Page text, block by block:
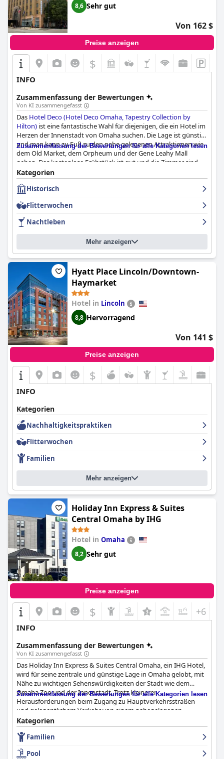
8,6 Sehr gut
Von 162 $
Preise anzeigen
$
INFO
Zusammenfassung der Bewertungen
Von KI zusammengefasst
Das Hotel Deco (Hotel Deco Omaha, Tapestry Collection by
Hilton) ist eine fantastische Wahl für diejenigen, die ein Hotel im
Herzen der Innenstadt von Omaha suchen. Die Lage ist günstig
und man kann zu Fuß zu den nahe gelegenen Attraktionen wie
dem Old Market, dem Orpheum und der Gene Leahy Mall
gehen. Das kostenlose Frühstück ist gut und die Zimmer sind
geräumig, schön eingerichtet und sauber. Das Personal ist
freundlich und zuvorkommend, und die historische Art-Déco-
Architektur und -Ausstattung des Hotels ist gut erhalten. Die
viele Möglichkeiten. Die Betten sind außerordentlich bequem
und sorgen für einen erholsamen Schlaf. Alles in allem ist das
Hotel Deco (Hotel Deco Omaha, Tapestry Collection by Hilton)
ein schönes, sehr sauberes Hotel mit einem hohen "Wow"-
Faktor, das definitiv nicht enttäuscht.
Zusammenfassung der Bewertungen für alle Kategorien lesen
Kategorien
Historisch
Flitterwochen
Nachtleben
Mehr anzeigen
Hyatt Place Lincoln/Downtown-
Haymarket
Hotel in Lincoln
8,8 Hervorragend
Von 141 $
Preise anzeigen
$
INFO
Kategorien
Nachhaltigkeitspraktiken
Flitterwochen
Familien
Mehr anzeigen
Holiday Inn Express & Suites
Central Omaha by IHG
Hotel in Omaha
8,2 Sehr gut
Preise anzeigen
$ +6
INFO
Zusammenfassung der Bewertungen
Von KI zusammengefasst
Das Holiday Inn Express & Suites Central Omaha, ein IHG Hotel,
wird für seine zentrale und günstige Lage in Omaha gelobt, mit
Nähe zu wichtigen Sehenswürdigkeiten der Stadt wie dem
Omaha Zoo und der Innenstadt. Trotz kleinerer
Herausforderungen beim Zugang zu Hauptverkehrsstraßen
und gelegentlichem Verkehr von einem nahegelegenen
Krankenhaus bleibt die Lage eine günstige Wahl für diejenigen,
die die Stadt erkunden möchten.
Das Frühstück des Hotels erhält überwiegend positives
Feedback, wobei die Gäste die Vielfalt und Qualität der
Zusammenfassung der Bewertungen für alle Kategorien lesen
Kategorien
Familien
Pool